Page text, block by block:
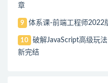
章
9 体系课-前端工程师2022
10
破解JavaScript高级玩
新完结